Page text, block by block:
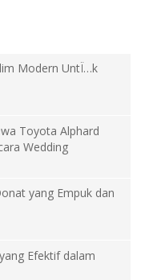
Modern UntÏ…k
Toyota Alphard
Wedding
yang Empuk dan
Efektif dalam